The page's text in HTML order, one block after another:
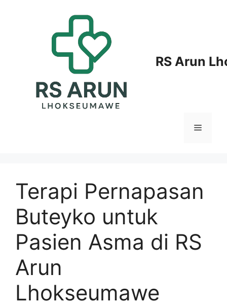
RS Arun
Menu
Terapi Pernapasan
Buteyko untuk
Pasien Asma di RS
Arun
Lhokseumawe